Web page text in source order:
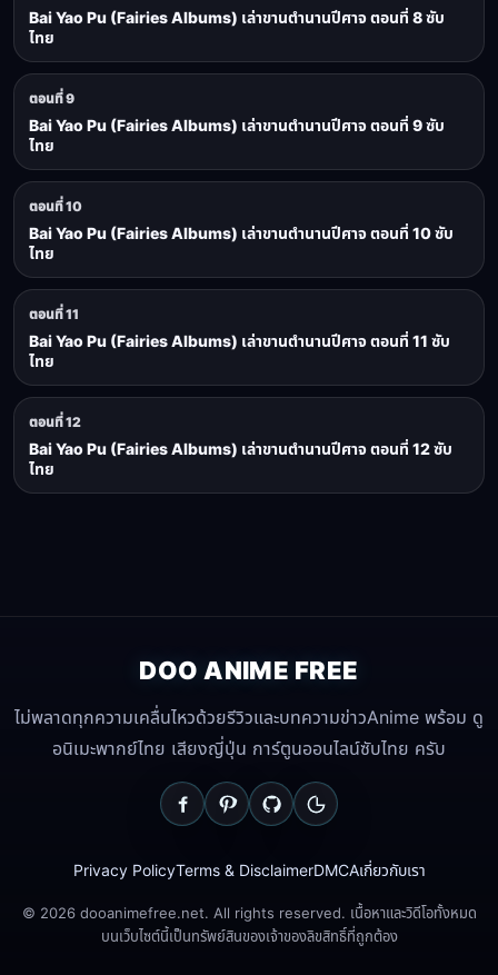
Bai Yao Pu (Fairies Albums) เล่าขานตำนานปีศาจ ตอนที่ 8 ซับ
ไทย
ตอนที่ 9
Bai Yao Pu (Fairies Albums) เล่าขานตำนานปีศาจ ตอนที่ 9 ซับ
ไทย
ตอนที่ 10
Bai Yao Pu (Fairies Albums) เล่าขานตำนานปีศาจ ตอนที่ 10 ซับ
ไทย
ตอนที่ 11
Bai Yao Pu (Fairies Albums) เล่าขานตำนานปีศาจ ตอนที่ 11 ซับ
ไทย
ตอนที่ 12
Bai Yao Pu (Fairies Albums) เล่าขานตำนานปีศาจ ตอนที่ 12 ซับ
ไทย
DOO ANIME FREE
ไม่พลาดทุกความเคลื่นไหวด้วยรีวิวและบทความข่าวAnime พร้อม ดู
อนิเมะพากย์ไทย เสียงญี่ปุ่น การ์ตูนออนไลน์ซับไทย ครับ
Privacy PolicyTerms & DisclaimerDMCAเกี่ยวกับเรา
© 2026 dooanimefree.net. All rights reserved. เนื้อหาและวิดีโอทั้งหมด
บนเว็บไซต์นี้เป็นทรัพย์สินของเจ้าของลิขสิทธิ์ที่ถูกต้อง